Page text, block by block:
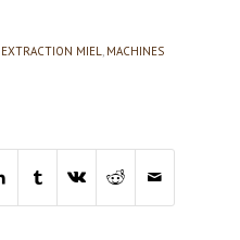
EXTRACTION MIEL, MACHINES